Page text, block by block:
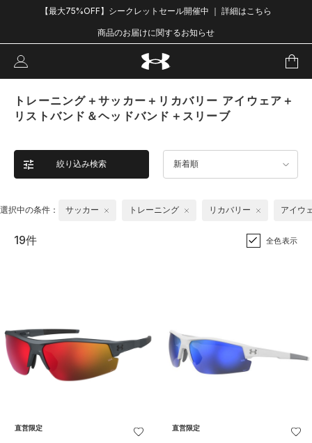
【最大75%OFF】シークレットセール開催中 ｜ 詳細はこちら
商品のお届けに関するお知らせ
トレーニング＋サッカー＋リカバリー アイウェア＋
リストバンド＆ヘッドバンド＋スリーブ
絞り込み検索 新着順
選択中の条件： サッカー トレーニング リカバリー アイウ
19件 全色表示
直営限定 直営限定